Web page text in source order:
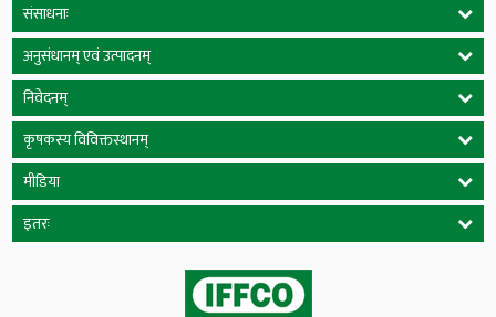
संसाधनाः
अनुसंधानम् एवं उत्पादनम्
निवेदनम्
कृषकस्य विविक्तस्थानम्
मीडिया
इतरः